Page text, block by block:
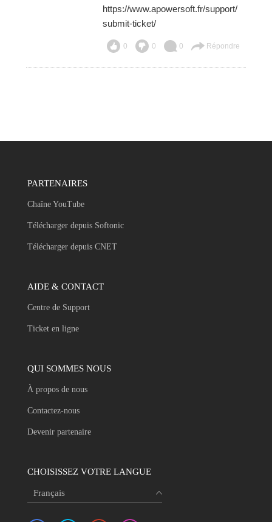
https://www.apowersoft.fr/support/
submit-ticket/
0 0 0 Répondre
PARTENAIRES
Chaîne YouTube
Télécharger depuis Softonic
Télécharger depuis CNET
AIDE & CONTACT
Centre de Support
Ticket en ligne
QUI SOMMES NOUS
À propos de nous
Contactez-nous
Devenir partenaire
CHOISISSEZ VOTRE LANGUE
Français